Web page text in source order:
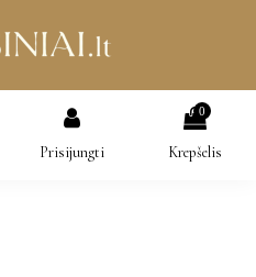
Prisijungti
0
Krepšelis